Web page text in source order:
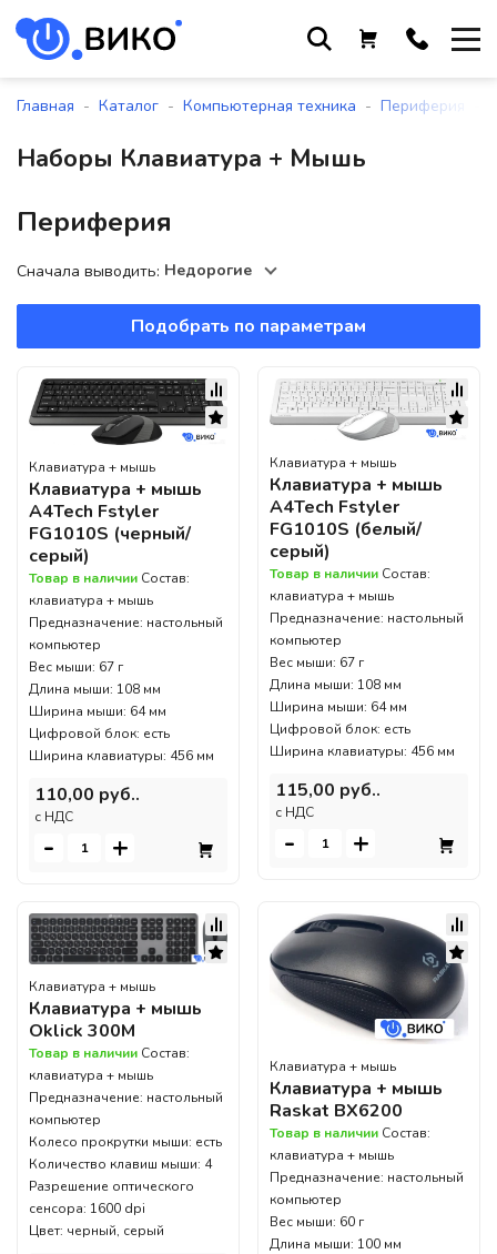
с понедельника по пятницу
+375 44 564 01 13
+375 29 861 18 28
sales@viko-t.by
Контакты
220118, г. Минск, ул. Крупской, д.
17, пом. 38, оф. №1
Главная - Каталог - Компьютерная техника - Периферия
Наборы Клавиатура + Мышь
Периферия
Сначала выводить: Недорогие
Подобрать по параметрам
Клавиатура + мышь
Клавиатура + мышь
A4Tech Fstyler
FG1010S (черный/
серый)
Товар в наличии Состав:
клавиатура + мышь
Предназначение: настольный
компьютер
Вес мыши: 67 г
Длина мыши: 108 мм
Ширина мыши: 64 мм
Цифровой блок: есть
Ширина клавиатуры: 456 мм
110,00 руб..
c НДС
- +
Клавиатура + мышь
Клавиатура + мышь
A4Tech Fstyler
FG1010S (белый/
серый)
Товар в наличии Состав:
клавиатура + мышь
Предназначение: настольный
компьютер
Вес мыши: 67 г
Длина мыши: 108 мм
Ширина мыши: 64 мм
Цифровой блок: есть
Ширина клавиатуры: 456 мм
115,00 руб..
c НДС
- +
Клавиатура + мышь
Клавиатура + мышь
Oklick 300M
Товар в наличии Состав:
клавиатура + мышь
Предназначение: настольный
компьютер
Колесо прокрутки мыши: есть
Количество клавиш мыши: 4
Разрешение оптического
сенсора: 1600 dpi
Цвет: черный, серый
Клавиатура + мышь
Клавиатура + мышь
Raskat BX6200
Товар в наличии Состав:
клавиатура + мышь
Предназначение: настольный
компьютер
Вес мыши: 60 г
Длина мыши: 100 мм